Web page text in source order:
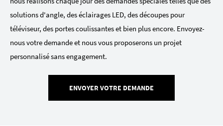
solutions d'angle, des éclairages LED, des découpes pour
téléviseur, des portes coulissantes et bien plus encore. Envoyez-
nous votre demande et nous vous proposerons un projet
personnalisé sans engagement.
ENVOYER VOTRE DEMANDE